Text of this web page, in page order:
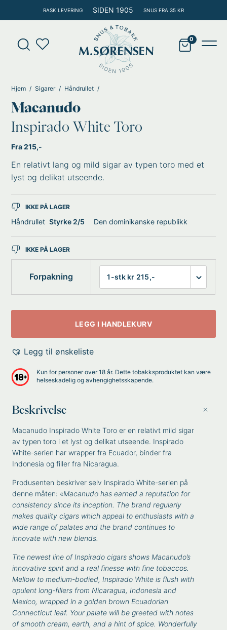
rett
innholdet
RASK LEVERING SIDEN 1905 SNUS FRA 35 KR
Products
search
Hjem Sigarer Håndrullet
Macanudo
Inspirado White Toro
Fra 215,-
En relativt lang og mild sigar av typen toro med et
lyst og delikat utseende.
IKKE PÅ LAGER
Håndrullet Styrke 2/5 Den dominikanske republikk
IKKE PÅ LAGER
Forpakning
LEGG I HANDLEKURV
Legg til ønskeliste
Kun for personer over 18 år. Dette tobakksproduktet kan være
helseskadelig og avhengighetsskapende.
Beskrivelse
Macanudo Inspirado White Toro er en relativt mild sigar
av typen toro i et lyst og delikat utseende. Inspirado
White-serien har wrapper fra Ecuador, binder fra
Indonesia og filler fra Nicaragua.
Produsenten beskriver selv Inspirado White-serien på
denne måten: «Macanudo has earned a reputation for
consistency since its inception. The brand regularly
makes quality cigars which appeal to enthusiasts with a
wide range of palates and the brand continues to
innovate with new blends.
The newest line of Inspirado cigars shows Macanudo’s
innovative spirit and a real finesse with fine tobaccos.
Mellow to medium-bodied, Inspirado White is flush with
opulent long-fillers from Nicaragua, Indonesia and
Mexico, wrapped in a golden brown Ecuadorian
Connecticut leaf. Your palate will be greeted with notes
of smooth cream, earth, and a hint of spice. Wonderfully